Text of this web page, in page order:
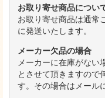
お取り寄せ商品につい
お取り寄せ商品は通常
に発送いたします。
メーカー欠品の場合
メーカーに在庫がない
とさせて頂きますので
す。その場合はメール